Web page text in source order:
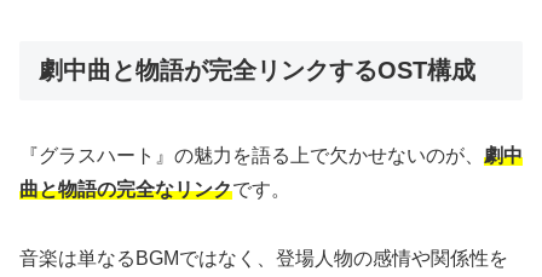
劇中曲と物語が完全リンクするOST構成
『グラスハート』の魅力を語る上で欠かせないのが、 劇中
曲と物語の完全なリンクです。
音楽は単なるBGMではなく、登場人物の感情や関係性を